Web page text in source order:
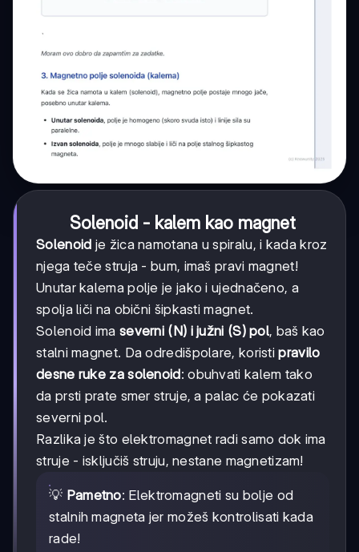
Solenoid - kalem kao magnet
Solenoid je žica namotana u spiralu, i kada kroz
njega teče struja - bum, imaš pravi magnet!
Unutar kalema polje je jako i ujednačeno, a
spolja liči na obični šipkasti magnet.
Solenoid ima severni (N) i južni (S) pol, baš kao
stalni magnet. Da odredišpolare, koristipravilo
desne ruke za solenoid: obuhvati kalem tako
da prsti prate smer struje, a palac će pokazati
severni pol.
Razlika je što elektromagnet radi samo dok ima
struje - isključiš struju, nestane magnetizam!
💡 Pametno: Elektromagneti su bolje od
stalnih magneta jer možeš kontrolisati kada
rade!